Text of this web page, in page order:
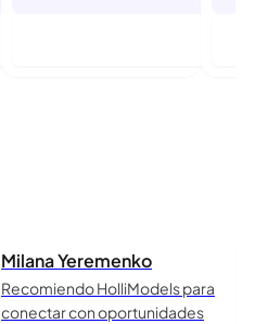
Milana Yeremenko
Recomiendo HolliModels para
conectar con oportunidades